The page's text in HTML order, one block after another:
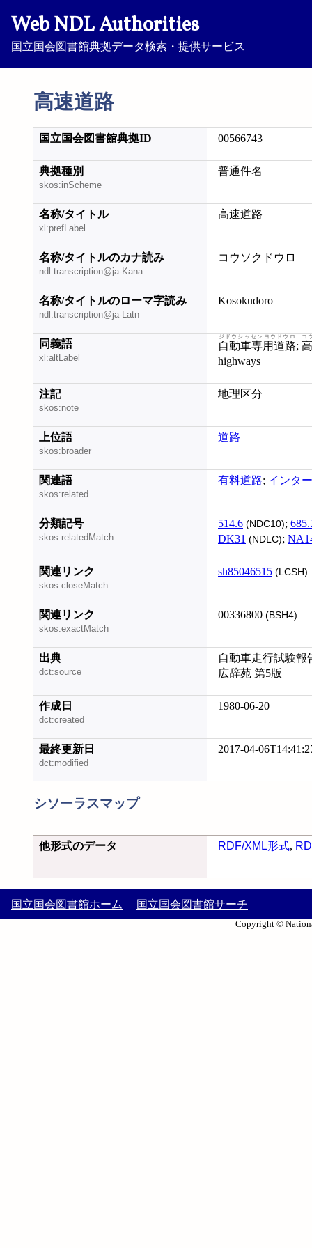
Web NDL Authorities
国立国会図書館典拠データ検索・提供サービス
高速道路
国立国会図書館典拠ID 00566743
典拠種別
skos:inScheme
普通件名
名称/タイトル
xl:prefLabel
高速道路
名称/タイトルのカナ読み
ndl:transcription@ja-Kana
コウソクドウロ
名称/タイトルのローマ字読み
ndl:transcription@ja-Latn
Kosokudoro
同義語
xl:altLabel
自動車専用道路
ジドウシャセンヨウドウロ
;
コ
highways
注記
skos:note
地理区分
上位語
skos:broader
道路
関連語
skos:related
有料道路; インタ
分類記号
skos:relatedMatch
514.6 (NDC10);
DK31 (NDLC);
関連リンク
skos:closeMatch
sh85046515 (LCSH)
関連リンク
skos:exactMatch
00336800 (BSH4)
出典
dct:source
自動車走行試験報
広辞苑 第5版
作成日
dct:created
1980-06-20
最終更新日
dct:modified
2017-04-
シソーラスマップ
他形式のデータ RDF/XML形式,
国立国会図書館ホーム 国立国会図書館サーチ
Copyright ©